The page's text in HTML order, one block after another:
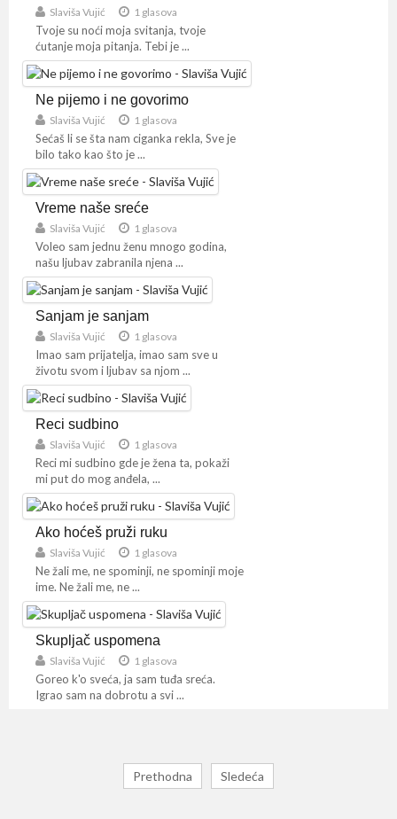
Slaviša Vujić 1 glasova
Tvoje su noći moja svitanja, tvoje
ćutanje moja pitanja. Tebi je ...
Ne pijemo i ne govorimo
Slaviša Vujić 1 glasova
Sećaš li se šta nam ciganka rekla, Sve je
bilo tako kao što je ...
Vreme naše sreće
Slaviša Vujić 1 glasova
Voleo sam jednu ženu mnogo godina,
našu ljubav zabranila njena ...
Sanjam je sanjam
Slaviša Vujić 1 glasova
Imao sam prijatelja, imao sam sve u
životu svom i ljubav sa njom ...
Reci sudbino
Slaviša Vujić 1 glasova
Reci mi sudbino gde je žena ta, pokaži
mi put do mog anđela, ...
Ako hoćeš pruži ruku
Slaviša Vujić 1 glasova
Ne žali me, ne spominji, ne spominji moje
ime. Ne žali me, ne ...
Skupljač uspomena
Slaviša Vujić 1 glasova
Goreo k'o sveća, ja sam tuđa sreća.
Igrao sam na dobrotu a svi ...
Prethodna Sledeća